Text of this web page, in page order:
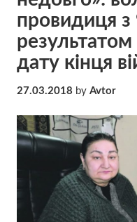
провидиця з
дату кінця
27.03.2018 by Avtor